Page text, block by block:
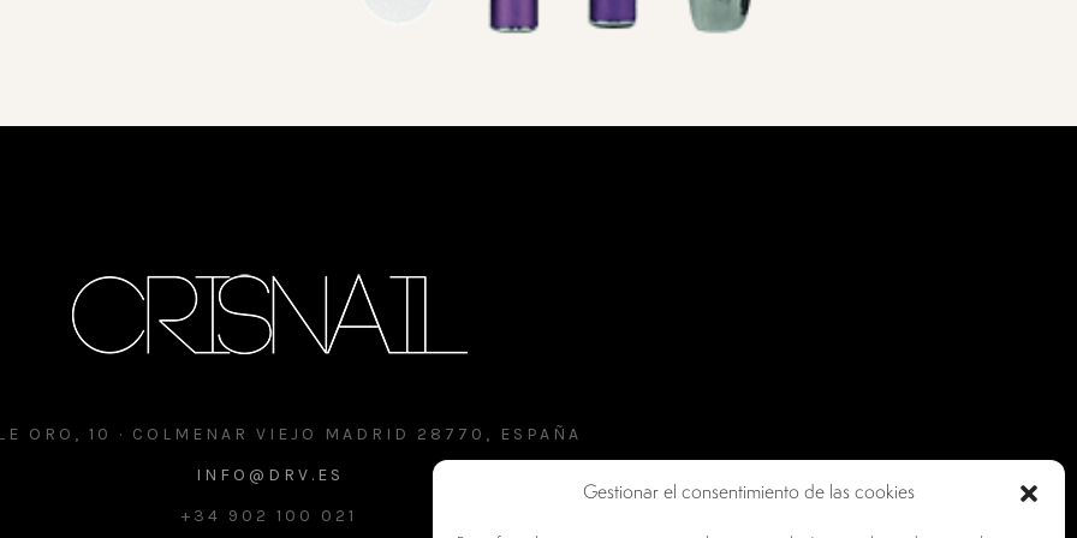
Gestionar el consentimiento de las cookies
ORO, 10 · COLMENAR VIEJO MADRID 28770, ESPAÑA
INFO@DRV.ES
+34 902 100 021